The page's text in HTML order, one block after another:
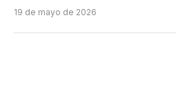
19 de mayo de 2026